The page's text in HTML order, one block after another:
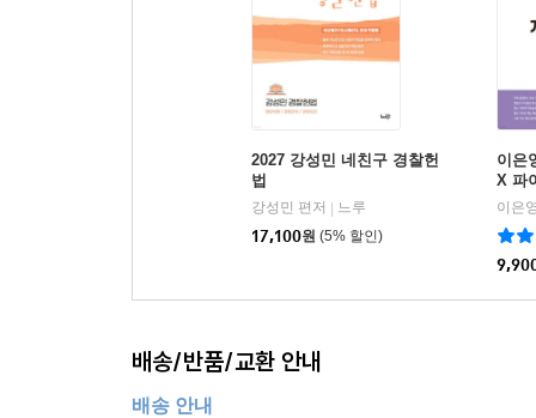
2027 강성민 네친구 경찰헌
법
강성민 편저
느루
17,100원 (5% 할인)
이은
X 파
이은
배송/반품/교환 안내
배송 안내